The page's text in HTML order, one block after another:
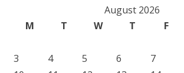
August 2026
M
T W T F
3
4 5 6 7